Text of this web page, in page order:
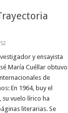
y ensayista
María Cuéllar obtuvo
de
En 1964, buy el
su vuelo lírico ha
literarias. Se